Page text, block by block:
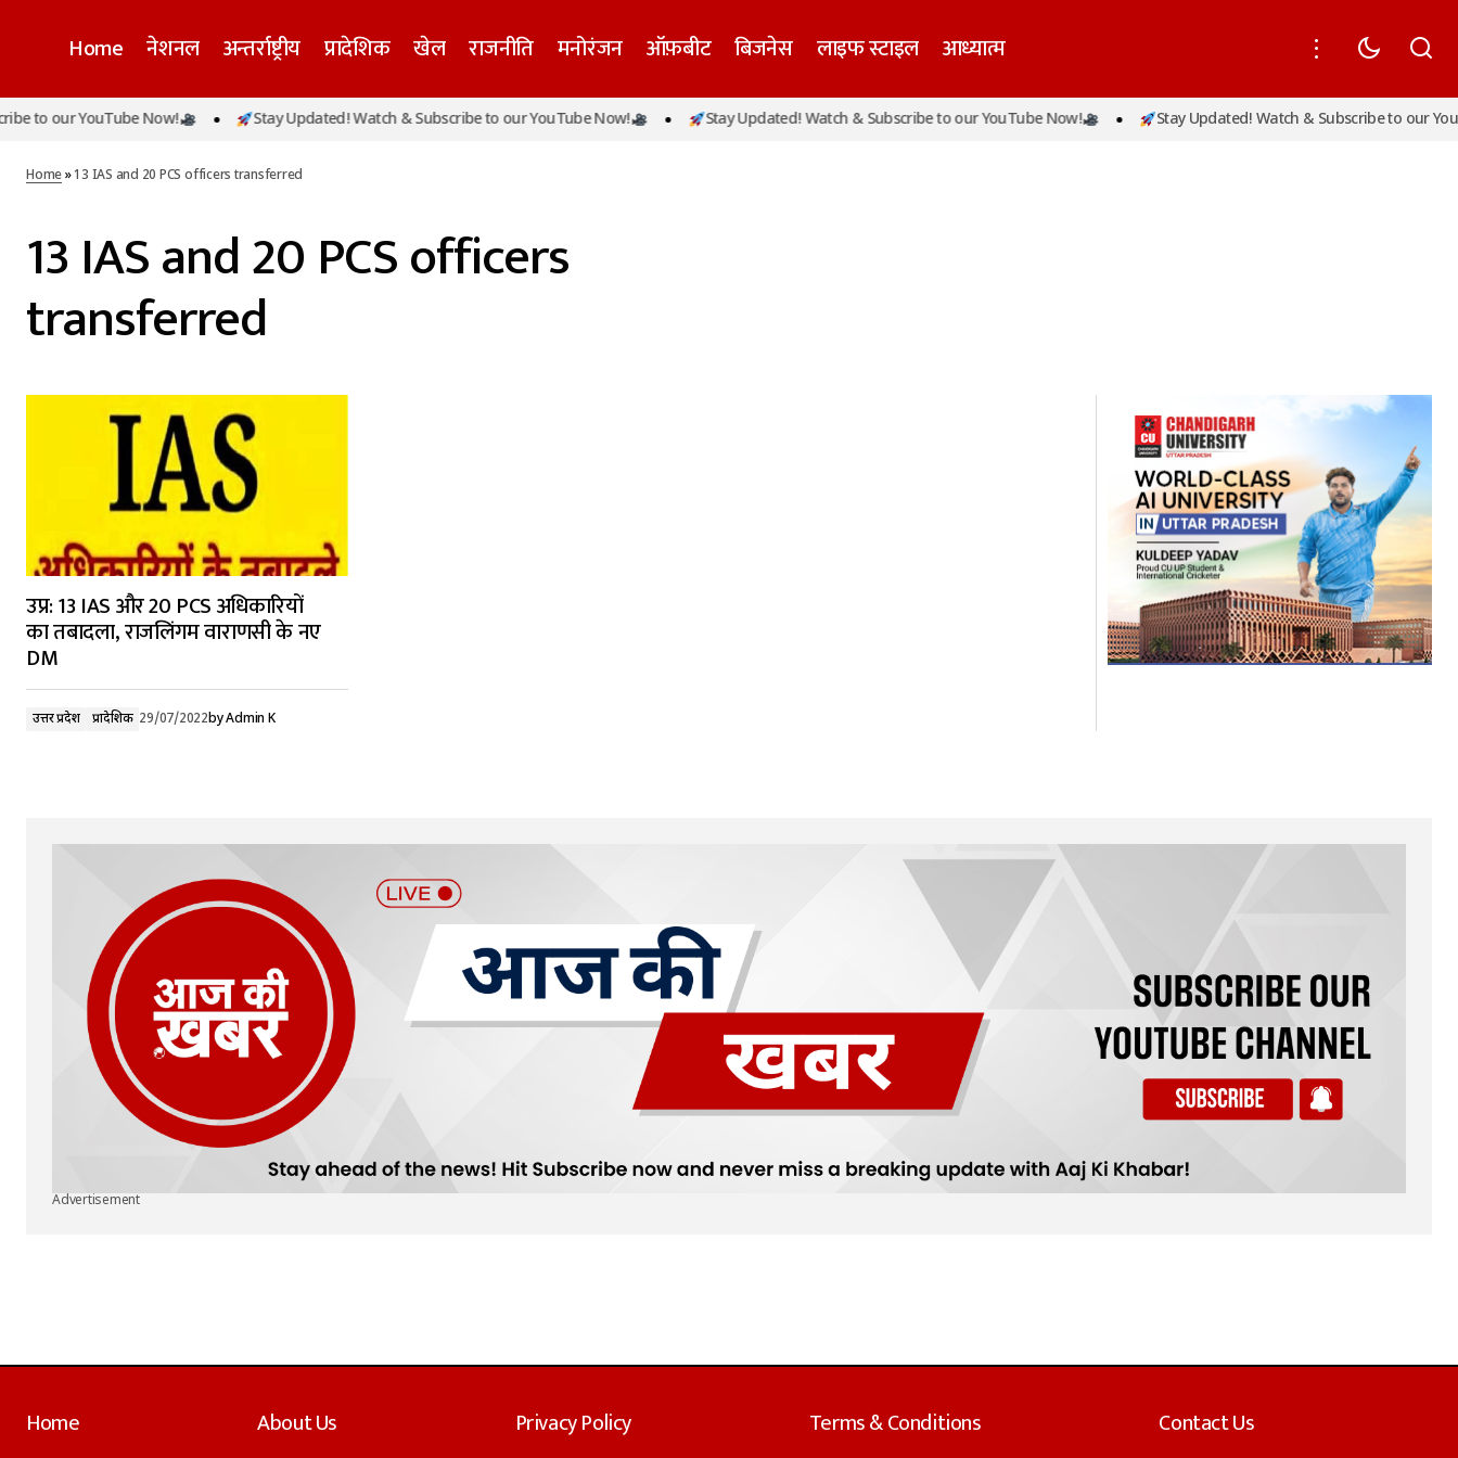
Home नेशनल अन्तर्राष्ट्रीय प्रादेशिक खेल राजनीति मनोरंजन ऑफ़बीट बिजनेस लाइफ स्टाइल आध्यात्म
to our YouTube Now! Stay Updated! Watch & Subscribe to our YouTube Now! Stay Updated! Watch & Subscribe to our YouTube Now! Stay Updated! Watch & Subscribe to our
Home»13 IAS and 20 PCS officers transferred
13 IAS and 20 PCS officers
transferred
उप्र: 13 IAS और 20 PCS अधिकारियों
का तबादला, राजलिंगम वाराणसी के नए
DM
उत्तर प्रदेश प्रादेशिक 29/07/2022byAdmin K
Advertisement
Home About Us Privacy Policy Terms & Conditions Contact Us